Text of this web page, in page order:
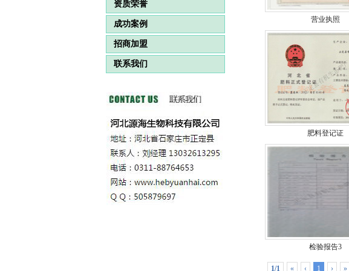
资质荣誉
成功案例
招商加盟
联系我们
营业执照
肥料登记证
检验报告3
1/1 « ‹ 1 › »